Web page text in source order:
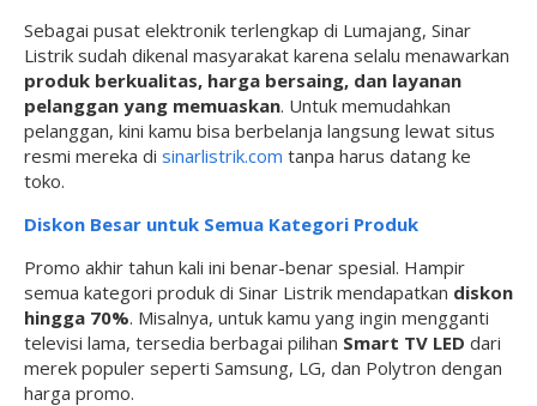
Sebagai pusat elektronik terlengkap di Lumajang, Sinar
Listrik sudah dikenal masyarakat karena selalu menawarkan
produk berkualitas, harga bersaing, dan layanan
pelanggan yang memuaskan. Untuk memudahkan
pelanggan, kini kamu bisa berbelanja langsung lewat situs
resmi mereka di sinarlistrik.com tanpa harus datang ke
toko.
Diskon Besar untuk Semua Kategori Produk
Promo akhir tahun kali ini benar-benar spesial. Hampir
semua kategori produk di Sinar Listrik mendapatkan diskon
hingga 70%. Misalnya, untuk kamu yang ingin mengganti
televisi lama, tersedia berbagai pilihan Smart TV LED dari
merek populer seperti Samsung, LG, dan Polytron dengan
harga promo.